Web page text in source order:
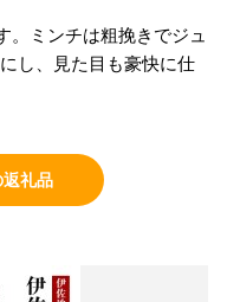
。ミンチは粗挽きでジュ
し、見た目も豪快に仕
返礼品